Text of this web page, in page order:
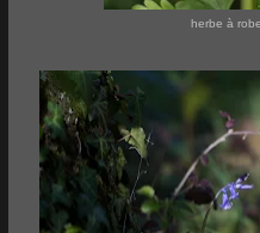
herbe à